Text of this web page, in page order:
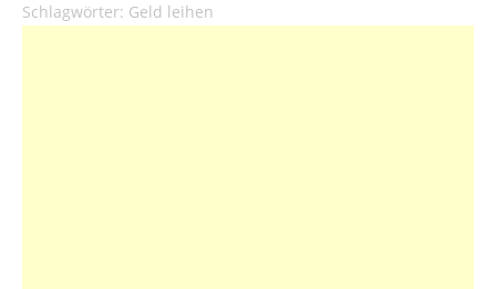
Schlagwörter: Geld leihen